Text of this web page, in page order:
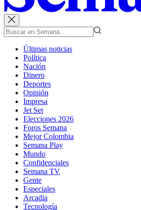
Últimas noticias
Política
Nación
Dinero
Deportes
Opinión
Impresa
Jet Set
Elecciones 2026
Foros Semana
Mejor Colombia
Semana Play
Mundo
Confidenciales
Semana TV
Gente
Especiales
Arcadia
Tecnología